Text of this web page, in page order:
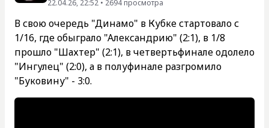
22.04.26, 22:52 • 2694 просмотра
В свою очередь "Динамо" в Кубке стартовало с
1/16, где обыграло "Александрию" (2:1), в 1/8
прошло "Шахтер" (2:1), в четвертьфинале одолело
"Ингулец" (2:0), а в полуфинале разгромило
"Буковину" - 3:0.